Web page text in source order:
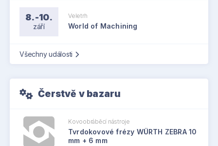
8.-10.
září
Veletrh
World of Machining
Všechny události
Čerstvě v bazaru
Kovoobráběcí nástroje
Tvrdokovové frézy WÜRTH ZEBRA 10
mm + 6 mm